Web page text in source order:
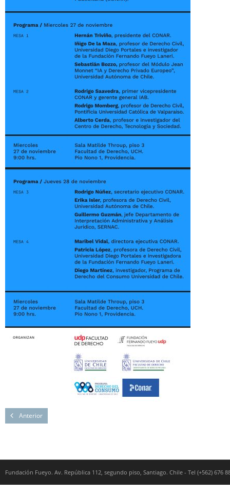
Anterior
Fundación Fueyo. Av. República 112, segundo piso, Santiago. Chile - Tel (+562) 676